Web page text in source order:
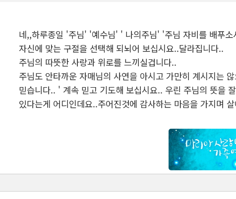
네,,하루종일 '주님' '예수님' ' 나의주님' '주님 자비를 배푸소
자신에 맞는 구절을 선택해 되뇌어 보십시요..달라집니다..
주님의 따뜻한 사랑과 위로를 느끼실겁니다..
주님도 안타까운 자매님의 사연을 아시고 가만히 계시지는
믿습니다.. ' 계속 믿고 기도해 보십시요.. 우린 주님의 뜻을
있다는게 어디인데요..주어진것에 감사하는 마음을 가지며